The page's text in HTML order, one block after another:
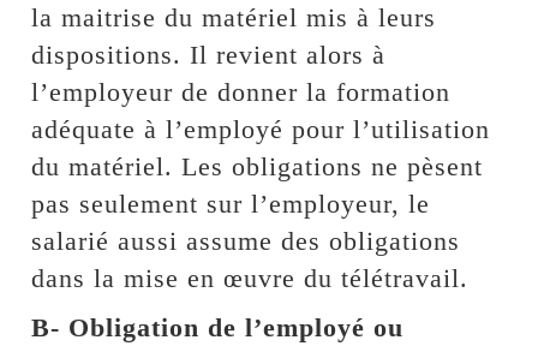
la maitrise du matériel mis à leurs
dispositions. Il revient alors à
l’employeur de donner la formation
adéquate à l’employé pour l’utilisation
du matériel. Les obligations ne pèsent
pas seulement sur l’employeur, le
salarié aussi assume des obligations
dans la mise en œuvre du télétravail.
B- Obligation de l’employé ou